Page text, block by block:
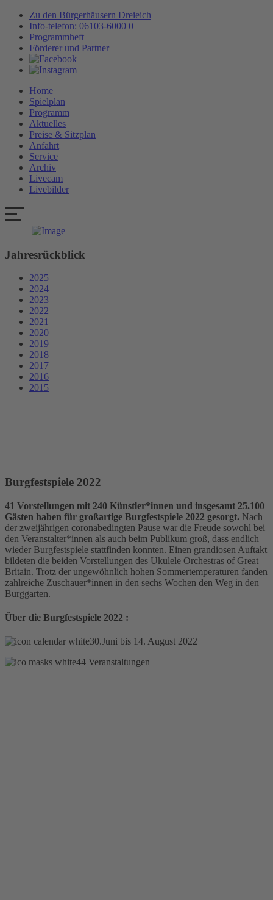
Zu den Bürgerhäusern Dreieich
Info-telefon: 06103-6000 0
Programmheft
Förderer und Partner
Home
Spielplan
Programm
Aktuelles
Preise & Sitzplan
Anfahrt
Service
Archiv
Livecam
Livebilder
Jahresrückblick
2025
2024
2023
2022
2021
2020
2019
2018
2017
2016
2015
Burgfestspiele 2022
41 Vorstellungen mit 240 Künstler*innen und insgesamt 25.100
Gästen haben für großartige Burgfestspiele 2022 gesorgt. Nach
der zweijährigen coronabedingten Pause war die Freude sowohl bei
den Veranstalter*innen als auch beim Publikum groß, dass endlich
wieder Burgfestspiele stattfinden konnten. Einen grandiosen Auftakt
bildeten die beiden Vorstellungen des Ukulele Orchestras of Great
Britain. Trotz der ungewöhnlich hohen Sommertemperaturen fanden
zahlreiche Zuschauer*innen in den sechs Wochen den Weg in den
Burggarten.
Über die Burgfestspiele 2022 :
30.Juni bis 14. August 2022
44 Veranstaltungen